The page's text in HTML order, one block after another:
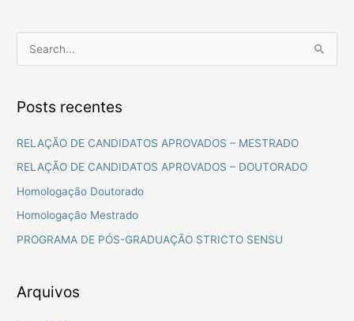
q
u
r
p
r
Posts recentes
RELAÇÃO DE CANDIDATOS APROVADOS – MESTRADO
RELAÇÃO DE CANDIDATOS APROVADOS – DOUTORADO
Homologação Doutorado
Homologação Mestrado
PROGRAMA DE PÓS-GRADUAÇÃO STRICTO SENSU
Arquivos